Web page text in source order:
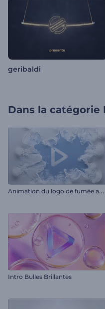
geribaldi
Dans la catégorie
A
nimation du logo de fumée au ralenti
Intro Bulles Brillantes